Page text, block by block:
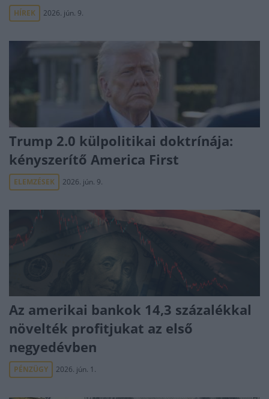
HÍREK 2026. jún. 9.
Trump 2.0 külpolitikai doktrínája:
kényszerítő America First
ELEMZÉSEK 2026. jún. 9.
Az amerikai bankok 14,3 százalékkal
növelték profitjukat az első
negyedévben
PÉNZÜGY 2026. jún. 1.